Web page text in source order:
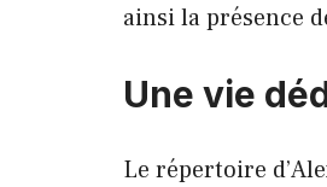
ainsi la présence
Une vie
Le répertoire